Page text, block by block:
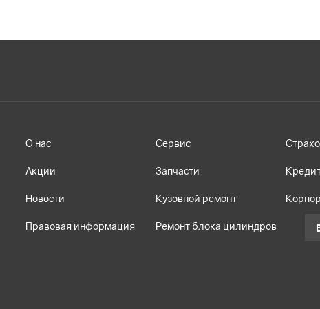
О нас
Акции
Новости
Правовая информация
Сервис
Запчасти
Кузовной ремонт
Ремонт блока цилиндров